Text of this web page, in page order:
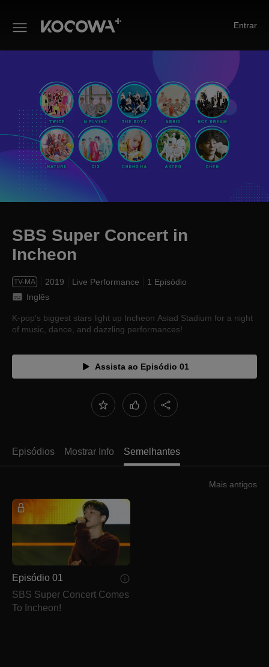
Entrar
SBS Super Concert in Incheon
SBS Super Concert in
Incheon
TV-MA 2019 Live Performance
1 Episódio
Inglês
K-pop's biggest stars light up Incheon Asiad Stadium for a night
of music, dance, and dazzling performances!
Assista ao Episódio 01
Episódios Mostrar Info Semelhantes
Mais antigos
Episódio 01
SBS Super Concert Comes
To Incheon!